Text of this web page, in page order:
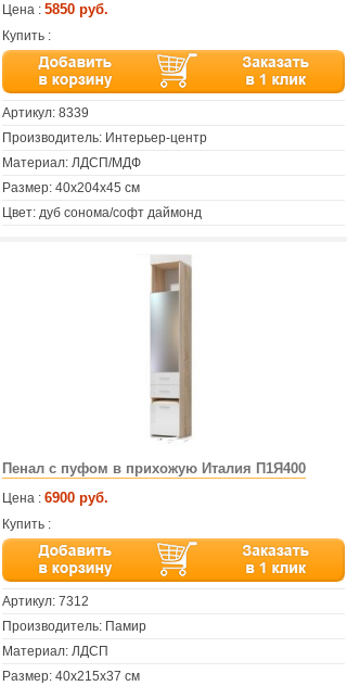
Цена : 5850 руб.
Купить :
Артикул: 8339
Производитель: Интерьер-центр
Материал: ЛДСП/МДФ
Размер: 40х204х45 см
Цвет: дуб сонома/софт даймонд
Пенал с пуфом в прихожую Италия П1Я400
Цена : 6900 руб.
Купить :
Артикул: 7312
Производитель: Памир
Материал: ЛДСП
Размер: 40х215х37 см